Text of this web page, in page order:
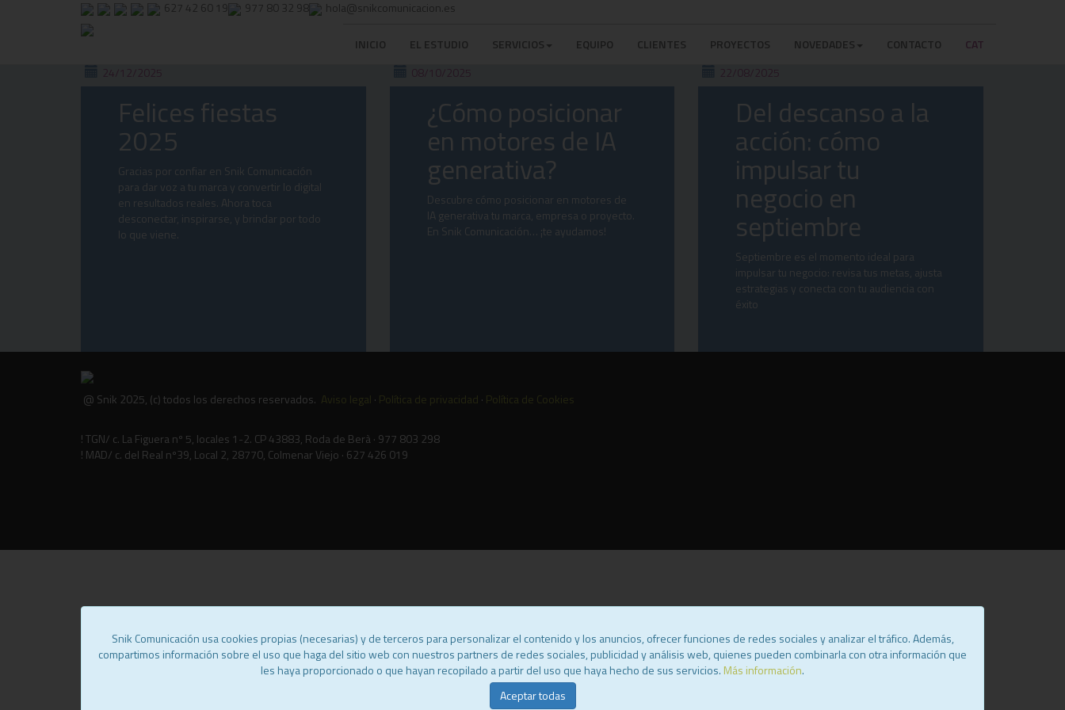
627 42 60 19 977 80 32 98 hola@snikcomunicacion.es
INICIO EL ESTUDIO SERVICIOS EQUIPO CLIENTES PROYECTOS NOVEDADES CONTACTO
CAT
24/12/2025
Felices fiestas
2025
Gracias por confiar en Snik Comunicación
para dar voz a tu marca y convertir lo digital
en resultados reales. Ahora toca
desconectar, inspirarse, y brindar por todo
lo que viene.
08/10/2025
¿Cómo posicionar
en motores de IA
generativa?
Descubre cómo posicionar en motores de
IA generativa tu marca, empresa o proyecto.
En Snik Comunicación… ¡te ayudamos!
22/08/2025
Del descanso a la
acción: cómo
impulsar tu
negocio en
septiembre
Septiembre es el momento ideal para
impulsar tu negocio: revisa tus metas, ajusta
estrategias y conecta con tu audiencia con
éxito
@ Snik 2025, (c) todos los derechos reservados. Aviso legal · Política de privacidad · Política de Cookies
! TGN/ c. La Figuera nº 5, locales 1-2. CP 43883, Roda de Berà · 977 803 298
! MAD/ c. del Real nº39, Local 2, 28770, Colmenar Viejo · 627 426 019
Snik Comunicación usa cookies propias (necesarias) y de terceros para personalizar el contenido y los anuncios, ofrecer funciones de redes sociales y analizar el tráfico. Además,
compartimos información sobre el uso que haga del sitio web con nuestros partners de redes sociales, publicidad y análisis web, quienes pueden combinarla con otra información que
les haya proporcionado o que hayan recopilado a partir del uso que haya hecho de sus servicios. Más información.
Aceptar todas